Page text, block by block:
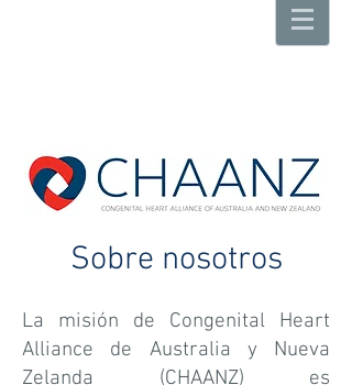
Sobre nosotros
La misión de Congenital Heart
Alliance de Australia y Nueva
Zelanda (CHAANZ) es